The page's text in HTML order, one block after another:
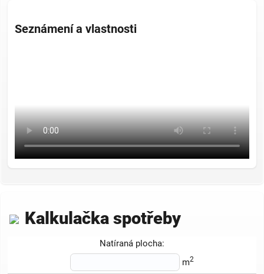
Seznámení a vlastnosti
Kalkulačka spotřeby
Natíraná plocha:
m2